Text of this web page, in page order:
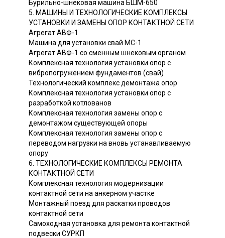
Бурильно-шнековая машина БШМ-650
5. МАШИНЫ И ТЕХНОЛОГИЧЕСКИЕ КОМПЛЕКСЫ
УСТАНОВКИ И ЗАМЕНЫ ОПОР КОНТАКТНОЙ СЕТИ
Агрегат АВФ-1
Машина для установки свай МС-1
Агрегат АВФ-1 со сменным шнековым органом
Комплексная технология установки опор с
вибропогружением фундаментов (свай)
Технологический комплекс демонтажа опор
Комплексная технология установки опор с
разработкой котлованов
Комплексная технология замены опор с
демонтажом существующей опоры
Комплексная технология замены опор с
переводом нагрузки на вновь устанавливаемую
опору
6. ТЕХНОЛОГИЧЕСКИЕ КОМПЛЕКСЫ РЕМОНТА
КОНТАКТНОЙ СЕТИ
Комплексная технология модернизации
контактной сети на анкерном участке
Монтажный поезд для раскатки проводов
контактной сети
Самоходная установка для ремонта контактной
подвески СУРКП